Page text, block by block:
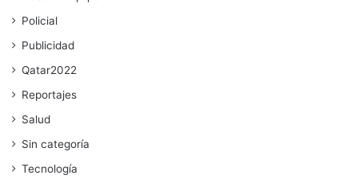
Policial
Publicidad
Qatar2022
Reportajes
Salud
Sin categoría
Tecnología